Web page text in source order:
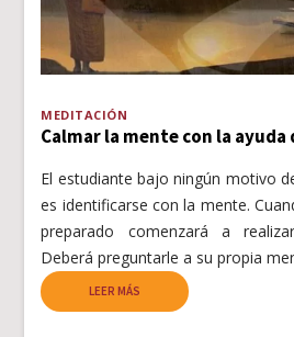
MEDITACIÓN
Calmar la mente con la ayuda
El estudiante bajo ningún motivo
es identificarse con la mente.
preparado comenzará a
Deberá preguntarle a su propia
LEER MÁS